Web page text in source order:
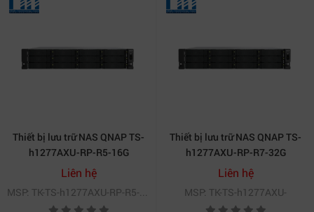
Thiết bị lưu trữ NAS QNAP TS-
h1277AXU-RP-R5-16G
Liên hệ
MSP: TK-TS-h1277AXU-RP-R5-16G
Thiết bị lưu trữ NAS QNAP TS-
h1277AXU-RP-R7-32G
Liên hệ
MSP: TK-TS-h1277AXU-